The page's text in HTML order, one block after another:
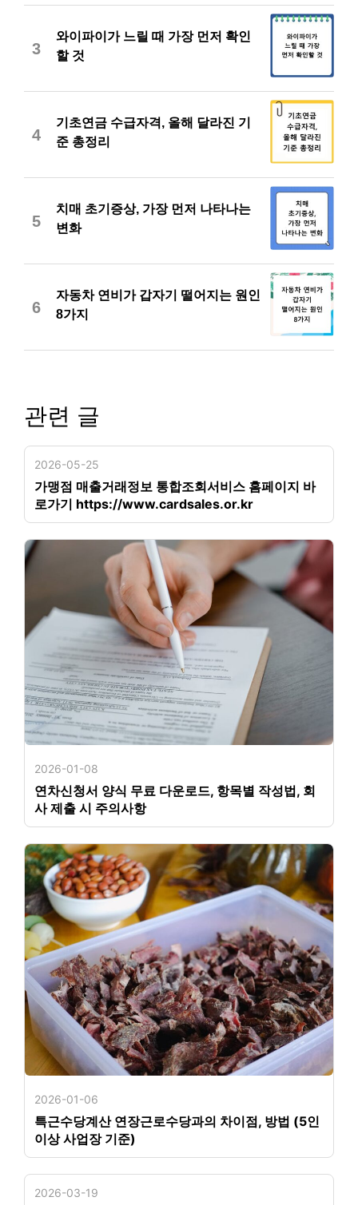
3
와이파이가 느릴 때 가장 먼저 확인
할 것
4
기초연금 수급자격, 올해 달라진 기
준 총정리
5
치매 초기증상, 가장 먼저 나타나는
변화
6
자동차 연비가 갑자기 떨어지는 원인
8가지
관련 글
2026-05-25
가맹점 매출거래정보 통합조회서비스 홈페이지 바
로가기 https://www.cardsales.or.kr
2026-01-08
연차신청서 양식 무료 다운로드, 항목별 작성법, 회
사 제출 시 주의사항
2026-01-06
특근수당계산 연장근로수당과의 차이점, 방법 (5인
이상 사업장 기준)
2026-03-19